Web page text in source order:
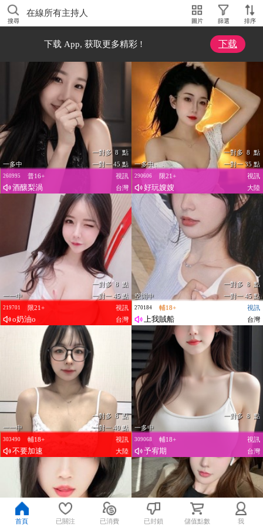
搜尋
在線所有主持人
圖片 篩選 排序
下载 App, 获取更多精彩 ! 下载
一多中
一對多 8 點
一對一 45 點
普16+
視訊
260995
酒釀梨渦 台灣
一多中
一對多 8 點
一對一 35 點
限21+
視訊
290606
好玩嫂嫂 大陸
一一中
一對多 8 點
一對一 45 點
限21+
視訊
219701
o奶油o 台灣
空閒中
一對多 8 點
一對一 45 點
輔18+
視訊
270184
上我賊船 台灣
一一中
一對多 8 點
一對一 40 點
輔18+
視訊
303490
不要加速 大陸
一多中
一對多 8 點
輔18+ 視訊
309068
予宥期 台灣
首頁 已關注 已消費 已封鎖 儲值點數 我